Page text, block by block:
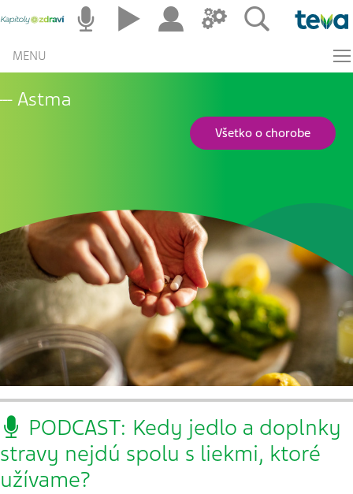
MENU
Astma
Všetko o chorobe
PODCAST: Kedy jedlo a doplnky
stravy nejdú spolu s liekmi, ktoré
užívame?